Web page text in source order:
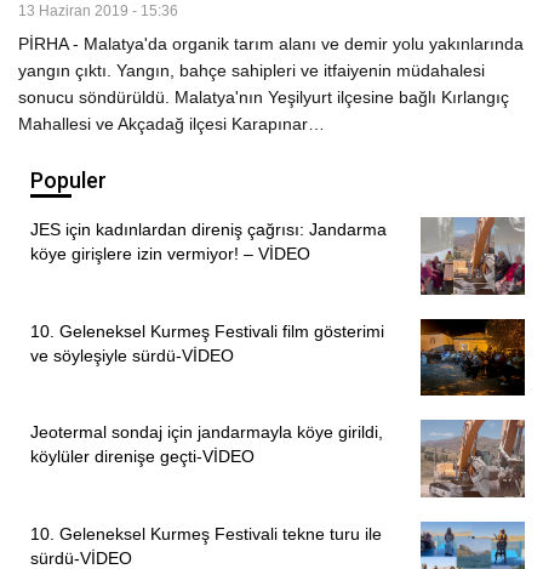
13 Haziran 2019 - 15:36
PİRHA - Malatya'da organik tarım alanı ve demir yolu yakınlarında
yangın çıktı. Yangın, bahçe sahipleri ve itfaiyenin müdahalesi
sonucu söndürüldü. Malatya'nın Yeşilyurt ilçesine bağlı Kırlangıç
Mahallesi ve Akçadağ ilçesi Karapınar…
Populer
JES için kadınlardan direniş çağrısı: Jandarma
köye girişlere izin vermiyor! – VİDEO
10. Geleneksel Kurmeş Festivali film gösterimi
ve söyleşiyle sürdü-VİDEO
Jeotermal sondaj için jandarmayla köye girildi,
köylüler direnişe geçti-VİDEO
10. Geleneksel Kurmeş Festivali tekne turu ile
sürdü-VİDEO